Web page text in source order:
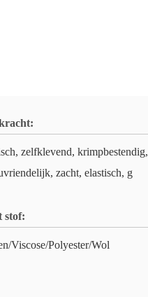
zelfklevend, krimpbestendig,
zacht, elastisch, g
stof:
Viscose/Polyester/Wol